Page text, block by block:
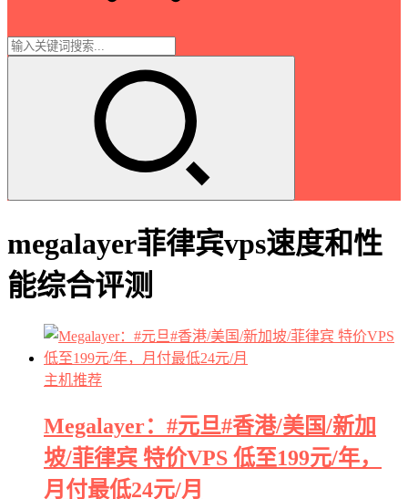
megalayer菲律宾vps速度和性
能综合评测
主机推荐
Megalayer：#元旦#香港/美国/新加
坡/菲律宾 特价VPS 低至199元/年，
月付最低24元/月